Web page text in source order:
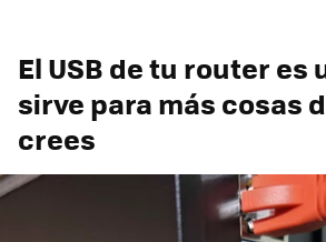
El USB de tu router es
sirve para más cosas
crees